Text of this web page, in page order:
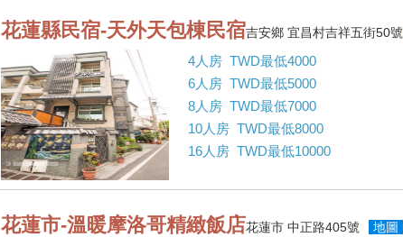
花蓮縣民宿-天外天包棟民宿吉安鄉 宜昌村吉祥五街50號
4人房 TWD最低4000
6人房 TWD最低5000
8人房 TWD最低7000
10人房 TWD最低8000
16人房 TWD最低10000
花蓮市-溫暖摩洛哥精緻飯店花蓮市 中正路405號 地圖